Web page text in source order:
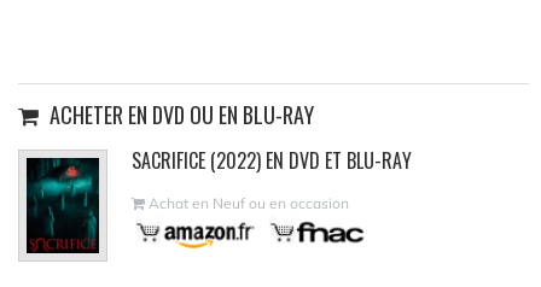
ACHETER EN DVD OU EN BLU-RAY
SACRIFICE (2022) EN DVD ET BLU-RAY
Achat en Neuf ou en occasion